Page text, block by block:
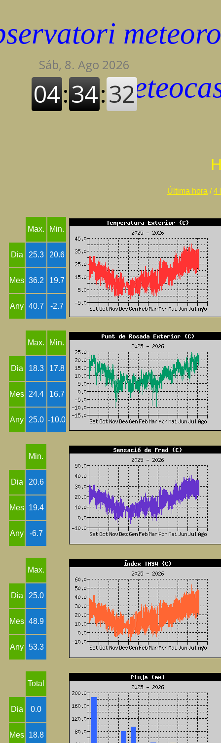
Última hora /4
Max. Min.
Dia 25.3 20.6
Mes 36.2 19.7
Any 40.7 -2.7
Max. Min.
Dia 18.3 17.8
Mes 24.4 16.7
Any 25.0 -10.0
Min.
Dia 20.6
Mes 19.4
Any -6.7
Max.
Dia 25.0
Mes 48.9
Any 53.3
Total
Dia 0.0
Mes 18.8